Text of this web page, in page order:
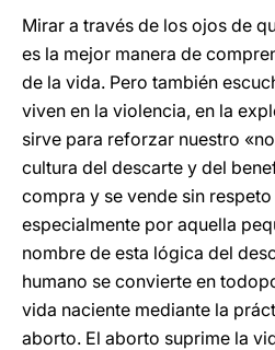
Mirar a través de los ojos de
es la mejor manera de
de la vida. Pero también
viven en la violencia, en la
sirve para reforzar nuestro
cultura del descarte y del
compra y se vende sin
especialmente por aquella
nombre de esta lógica del
humano se convierte en
vida naciente mediante la
aborto. El aborto suprime la